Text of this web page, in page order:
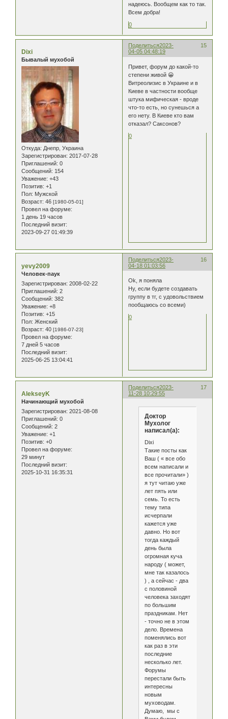
надеюсь. Вообщем как то так.
Всем добра!
0
Поделиться 15
2023-
04-05 04:48:19
Dixi
Бывалый мухобой
Откуда: Днепр, Украина
Зарегистрирован: 2017-07-28
Приглашений: 0
Сообщений: 154
Уважение: +43
Позитив: +1
Пол: Мужской
Возраст: 46 [1980-05-01]
Провел на форуме:
1 день 19 часов
Последний визит:
2023-09-27 01:49:39
Привет, форум до какой-то
степени живой 😀
Витреолизис в Украине и в
Киеве в частности вообще
штука мифическая - вроде
что-то есть, но сунешься а
его нету. В Киеве кто вам
отказал? Саксонов?
0
Поделиться 16
2023-
04-18 01:03:56
yevy2009
Человек-паук
Зарегистрирован: 2008-02-22
Приглашений: 2
Сообщений: 382
Уважение: +8
Позитив: +15
Пол: Женский
Возраст: 40 [1986-07-23]
Провел на форуме:
7 дней 5 часов
Последний визит:
2025-06-25 13:04:41
Ok, я поняла
Ну, если будете создавать
группу в тг, с удовольствием
пообщаюсь со всеми)
0
Поделиться 17
2023-
11-28 10:29:55
AlekseyK
Начинающий мухобой
Зарегистрирован: 2021-08-08
Приглашений: 0
Сообщений: 2
Уважение: +1
Позитив: +0
Провел на форуме:
29 минут
Последний визит:
2025-10-31 16:35:31
Доктор
Мухолог
написал(а):
Dixi
Такие посты как
Ваш ( « все обо
всем написали и
все прочитали» )
я тут читаю уже
лет пять или
семь. То есть
тему типа
исчерпали
кажется уже
давно. Но вот
тогда каждый
день была
огромная куча
народу ( может,
мне так казалось
) , а сейчас - два
с половиной
человека заходят
по большим
праздникам. Нет
- точно не в этом
дело. Времена
поменялись вот
как раз в эти
последние
несколько лет.
Форумы
перестали быть
интересны
новым
муховодам.
Думаю, мы с